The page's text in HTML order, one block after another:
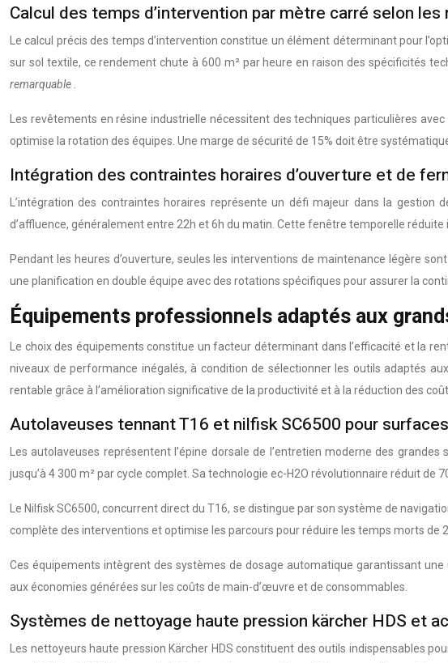
Calcul des temps d’intervention par mètre carré selon
Le calcul précis des temps d’intervention constitue un élément déterminant pour
sur sol textile, ce rendement chute à 600 m² par heure en raison des spécificités
remarquable
Les revêtements en résine industrielle nécessitent des techniques particulières
optimise la rotation des équipes. Une marge de sécurité de 15% doit être
Intégration des contraintes horaires d’ouverture et de
L’intégration des contraintes horaires représente un défi majeur dans la
d’affluence, généralement entre 22h et 6h du matin. Cette fenêtre temporelle réduite
Pendant les heures d’ouverture, seules les interventions de maintenance légère
une planification en double équipe avec des rotations spécifiques pour assurer la
Équipements professionnels adaptés aux
Le choix des équipements constitue un facteur déterminant dans l’efficacité et la
niveaux de performance inégalés, à condition de sélectionner les outils adaptés
rentable grâce à l’amélioration significative de la productivité et à la réduction des
Autolaveuses tennant T16 et nilfisk SC6500 pour
Les autolaveuses représentent l’épine dorsale de l’entretien moderne des
jusqu’à 4 300 m² par cycle complet. Sa technologie ec-H2O révolutionnaire réduit
Le Nilfisk SC6500, concurrent direct du T16, se distingue par son système de
complète des interventions et optimise les parcours pour réduire les temps morts
Ces équipements intègrent des systèmes de dosage automatique garantissant
aux économies générées sur les coûts de main-d’œuvre et de consommables.
Systèmes de nettoyage haute pression kärcher HDS et
Les nettoyeurs haute pression Kärcher HDS constituent des outils indispensables